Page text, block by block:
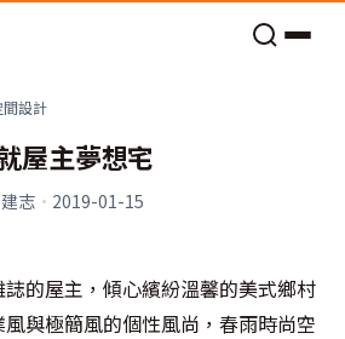
間設計
屋主夢想宅
志 · 2019-01-15
的屋主，傾心繽紛溫馨的美式鄉村
與極簡風的個性風尚，春雨時尚空